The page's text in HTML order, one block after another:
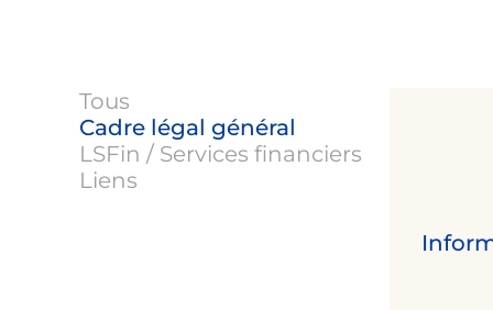
Tous
Cadre légal général
LSFin / Services financiers
Liens